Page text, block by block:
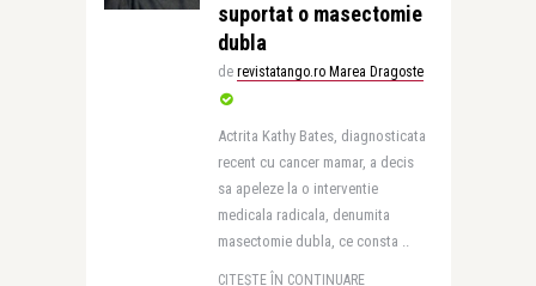
suportat o masectomie
dubla
de revistatango.ro Marea Dragoste
Actrita Kathy Bates, diagnosticata
recent cu cancer mamar, a decis
sa apeleze la o interventie
medicala radicala, denumita
masectomie dubla, ce consta ..
CITEȘTE ÎN CONTINUARE